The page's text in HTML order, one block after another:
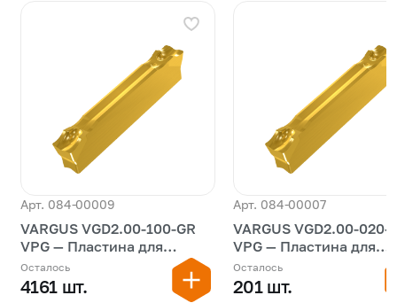
Арт. 084-00009
VARGUS VGD2.00-100-GR
VPG — Пластина для
обработки канавок
Осталось
4161 шт.
Арт. 084-00007
VARGUS VGD2.00-020-
VPG — Пластина для
обработки канавок
Осталось
201 шт.